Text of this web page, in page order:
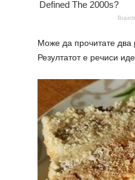
Може да прочитате два
Резултатот е речиси